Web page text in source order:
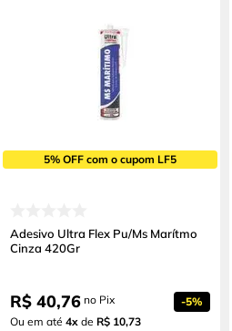
5% OFF com o cupom LF5
Adesivo Ultra Flex Pu/Ms Marítmo
Cinza 420Gr
R$ 40,76 no Pix -5%
Ou em até 4x de R$ 10,73